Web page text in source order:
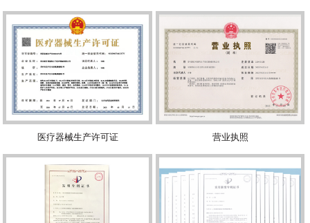
医疗器械生产许可证 营业执照